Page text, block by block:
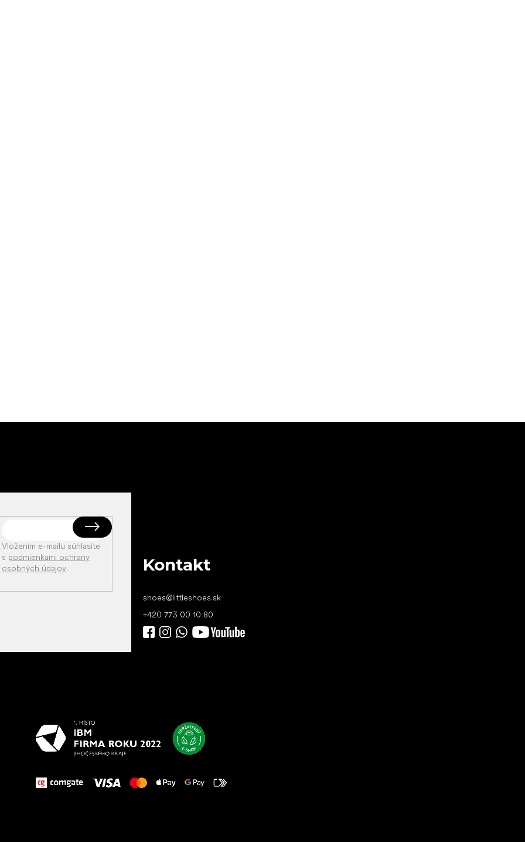
Vložením e-mailu súhlasíte
s podmienkami ochrany
osobných údajov. Kontakt
shoes@littleshoes.sk
+420 773 00 10 80